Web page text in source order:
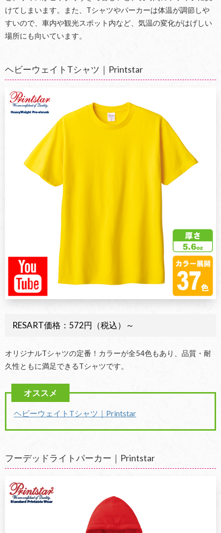
けてしまいます。また、Tシャツやパーカーは体温が調節しや
すいので、車内や観光スポット内など、気温の変化がはげしい
場所にも向いています。
ヘビーウェイトTシャツ｜Printstar
RESART価格：572円（税込）～
オリジナルTシャツの定番！カラーが全54色もあり、品質・耐
久性ともに満足できるTシャツです。
ヘビーウェイト Tシャツ｜ Printstar
フーデッドライトパーカー｜Printstar